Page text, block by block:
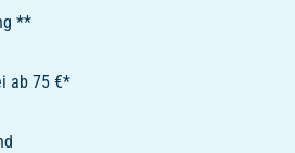
**
ab 75 €*